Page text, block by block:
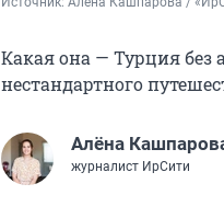
Какая она — Турция без
нестандартного
Алёна
журналист ИрСити